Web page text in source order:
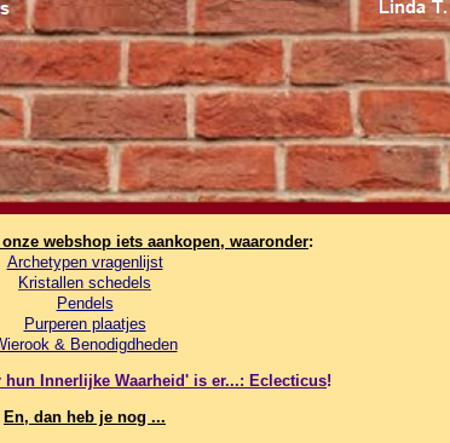
webshop iets aankopen, waaronder:
Archetypen vragenlijst
Kristallen schedels
Pendels
Purperen plaatjes
& Benodigdheden
hun Innerlijke Waarheid' is er...: Eclecticus!
En, dan heb je nog ...